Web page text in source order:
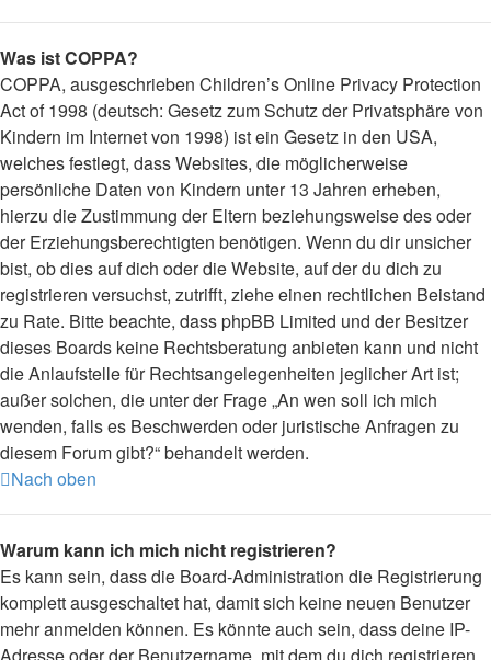
Was ist COPPA?
COPPA, ausgeschrieben Children’s Online Privacy Protection
Act of 1998 (deutsch: Gesetz zum Schutz der Privatsphäre von
Kindern im Internet von 1998) ist ein Gesetz in den USA,
welches festlegt, dass Websites, die möglicherweise
persönliche Daten von Kindern unter 13 Jahren erheben,
hierzu die Zustimmung der Eltern beziehungsweise des oder
der Erziehungsberechtigten benötigen. Wenn du dir unsicher
bist, ob dies auf dich oder die Website, auf der du dich zu
registrieren versuchst, zutrifft, ziehe einen rechtlichen Beistand
zu Rate. Bitte beachte, dass phpBB Limited und der Besitzer
dieses Boards keine Rechtsberatung anbieten kann und nicht
die Anlaufstelle für Rechtsangelegenheiten jeglicher Art ist;
außer solchen, die unter der Frage „An wen soll ich mich
wenden, falls es Beschwerden oder juristische Anfragen zu
diesem Forum gibt?“ behandelt werden.
Nach oben
Warum kann ich mich nicht registrieren?
Es kann sein, dass die Board-Administration die Registrierung
komplett ausgeschaltet hat, damit sich keine neuen Benutzer
mehr anmelden können. Es könnte auch sein, dass deine IP-